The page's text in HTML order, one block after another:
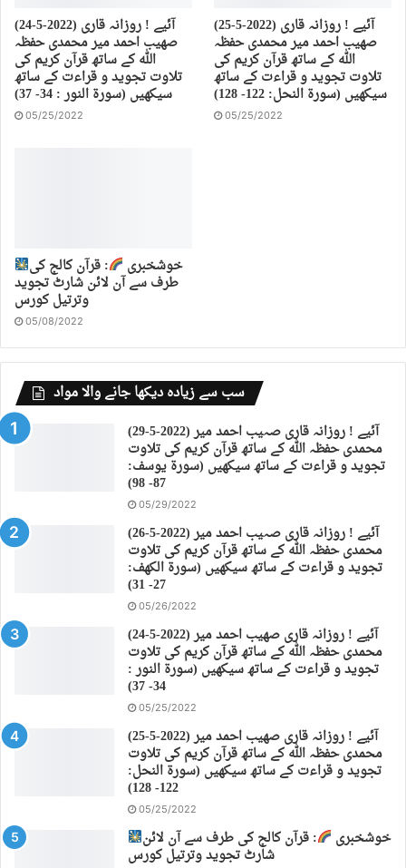
(24-5-2022) آئیے ! روزانہ قاری
صهیب احمد میر محمدی حفظہ
اللہ کے ساتھ قرآن کریم کی
تلاوت تجوید و قراءت کے ساتھ
سیکھیں (سورة النور : 34- 37)
05/25/2022
(25-5-2022) آئیے ! روزانہ قاری
صهیب احمد میر محمدی حفظہ
اللہ کے ساتھ قرآن کریم کی
تلاوت تجوید و قراءت کے ساتھ
سیکھیں (سورة النحل: 122- 128)
05/25/2022
خوشخبری : قرآن کالج کی
طرف سے آن لائن شارٹ تجوید
وترتیل کورس
05/08/2022
سب سے زیادہ دیکھا جانے والا مواد
(29-5-2022) آئیے ! روزانہ قاری صہیب احمد میر
محمدی حفظہ اللہ کے ساتھ قرآن کریم کی تلاوت
تجوید و قراءت کے ساتھ سیکھیں (سورة يوسف:
87- 98)
05/29/2022
(26-5-2022) آئیے ! روزانہ قاری صہیب احمد میر
محمدی حفظہ اللہ کے ساتھ قرآن کریم کی تلاوت
تجوید و قراءت کے ساتھ سیکھیں (سورة الكهف:
27- 31)
05/26/2022
(24-5-2022) آئیے ! روزانہ قاری صهیب احمد میر
محمدی حفظہ اللہ کے ساتھ قرآن کریم کی تلاوت
تجوید و قراءت کے ساتھ سیکھیں (سورة النور :
34- 37)
05/25/2022
(25-5-2022) آئیے ! روزانہ قاری صهیب احمد میر
محمدی حفظہ اللہ کے ساتھ قرآن کریم کی تلاوت
تجوید و قراءت کے ساتھ سیکھیں (سورة النحل:
122- 128)
05/25/2022
خوشخبری : قرآن کالج کی طرف سے آن لائن
شارٹ تجوید وترتیل کورس